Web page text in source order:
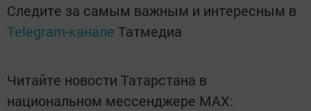
Следите за самым важным и интересным в
Telegram-канале Татмедиа
Читайте новости Татарстана в
национальном мессенджере MАХ: